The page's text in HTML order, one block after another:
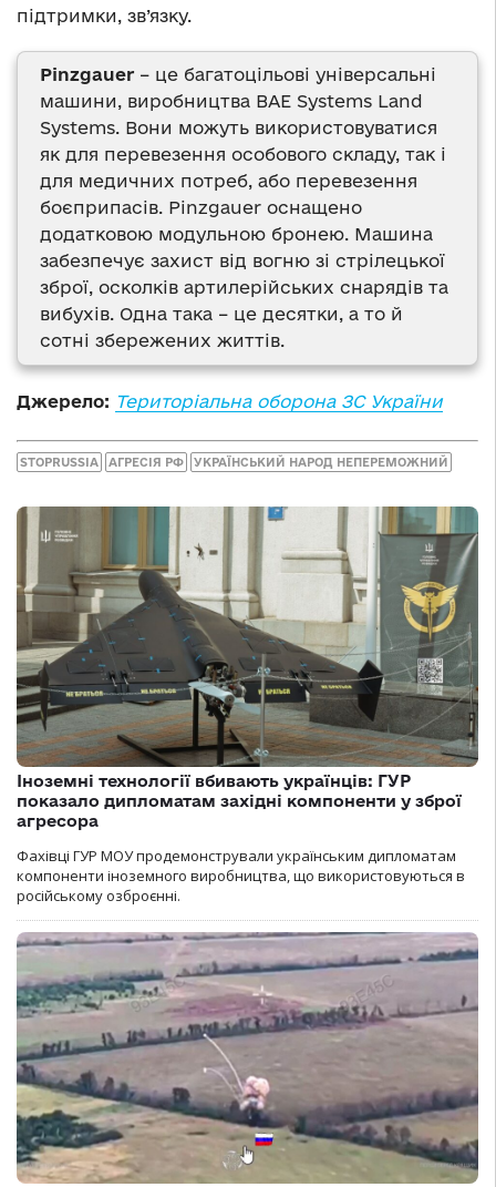
підтримки, зв’язку.
Pinzgauer – це багатоцільові універсальні
машини, виробництва BAE Systems Land
Systems. Вони можуть використовуватися
як для перевезення особового складу, так і
для медичних потреб, або перевезення
боєприпасів. Pinzgauer оснащено
додатковою модульною бронею. Машина
забезпечує захист від вогню зі стрілецької
зброї, осколків артилерійських снарядів та
вибухів. Одна така – це десятки, а то й
сотні збережених життів.
Джерело: Територіальна оборона ЗС України
STOPRUSSIA АГРЕСІЯ РФ УКРАЇНСЬКИЙ НАРОД НЕПЕРЕМОЖНИЙ
Іноземні технології вбивають українців: ГУР
показало дипломатам західні компоненти у зброї
агресора
Фахівці ГУР МОУ продемонстрували українським дипломатам
компоненти іноземного виробництва, що використовуються в
російському озброєнні.